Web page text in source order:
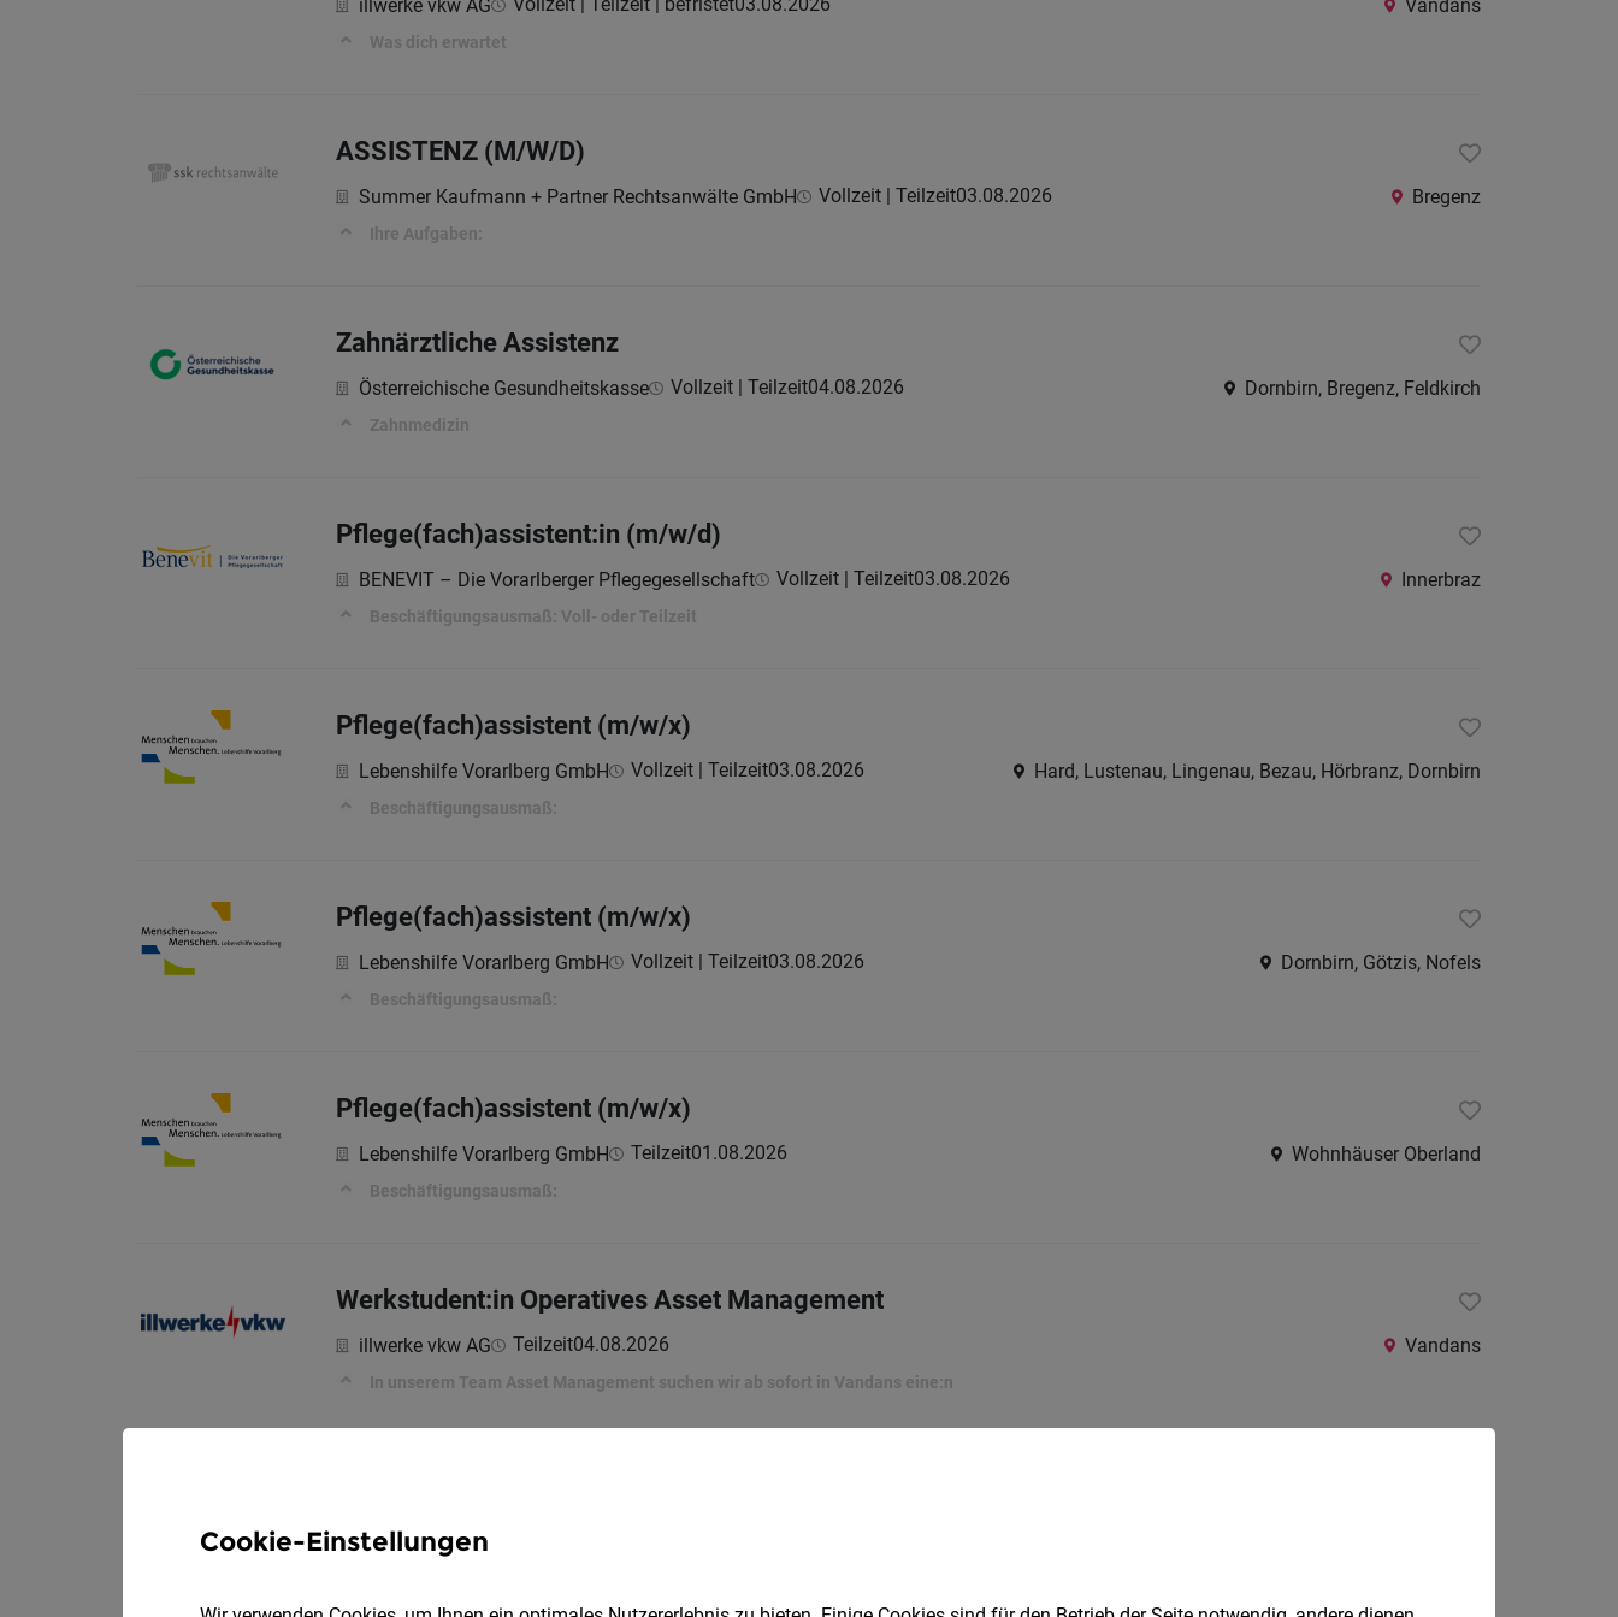
illwerke vkw AG Vandans
Was dich erwartet
ASSISTENZ (M/W/D)
Summer Kaufmann + Partner Rechtsanwälte GmbH Vollzeit | Teilzeit03.08.2026 Bregenz
Ihre Aufgaben:
Zahnärztliche Assistenz
Österreichische Gesundheitskasse Vollzeit | Teilzeit04.08.2026 Dornbirn, Bregenz, Feldkirch
Zahnmedizin
Pflege(fach)assistent:in (m/w/d)
BENEVIT – Die Vorarlberger Pflegegesellschaft Vollzeit | Teilzeit03.08.2026 Innerbraz
Beschäftigungsausmaß: Voll- oder Teilzeit
Pflege(fach)assistent (m/w/x)
Lebenshilfe Vorarlberg GmbH Vollzeit | Teilzeit03.08.2026 Hard, Lustenau, Lingenau, Bezau, Hörbranz, Dornbirn
Beschäftigungsausmaß:
Pflege(fach)assistent (m/w/x)
Lebenshilfe Vorarlberg GmbH Vollzeit | Teilzeit03.08.2026 Dornbirn, Götzis, Nofels
Beschäftigungsausmaß:
Pflege(fach)assistent (m/w/x)
Lebenshilfe Vorarlberg GmbH Teilzeit01.08.2026 Wohnhäuser Oberland
Beschäftigungsausmaß:
Werkstudent:in Operatives Asset Management
illwerke vkw AG Teilzeit04.08.2026 Vandans
In unserem Team Asset Management suchen wir ab sofort in Vandans eine:n
ALPLA Werke Alwin Lehner GmbH & Co KG
Cookie-Einstellungen